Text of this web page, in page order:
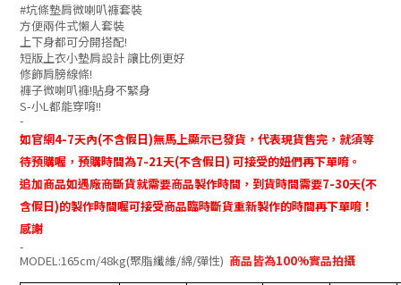
#坑條墊肩微喇叭褲套裝
方便兩件式懶人套裝
上下身都可分開搭配!
短版上衣小墊肩設計 讓比例更好
修飾肩膀線條!
褲子微喇叭褲!貼身不緊身
S-小L都能穿唷!!
-
如官網4-7天內(不含假日)無馬上顯示已發貨，代表現貨售完，就須等
待預購喔，預購時間為7-21天(不含假日) 可接受的妞們再下單唷。
追加商品如遇廠商斷貨就需要商品製作時間 ， 到貨時間需要7-30天(不
含假日)的製作時間喔可接受商品臨時斷貨重新製作的時間再下單唷！
感謝
-
MODEL:165cm/48kg(聚脂纖維/綿/彈性) 商品皆為100%實品拍攝